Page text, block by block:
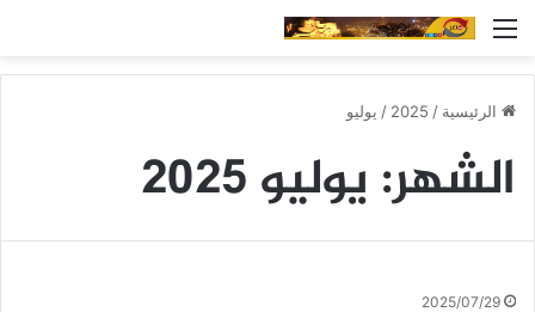
القائمة
الرئيسية /
2025
/ يوليو
الشهر: يوليو 2025
2025/07/29